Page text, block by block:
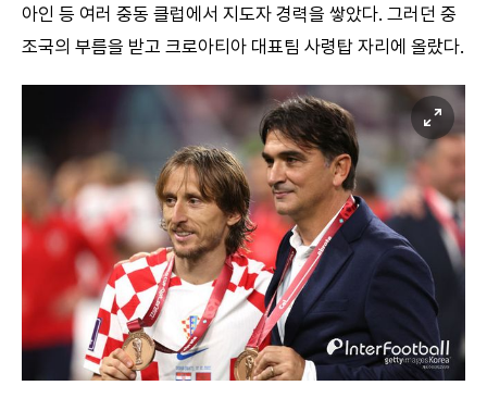
아인 등 여러 중동 클럽에서 지도자 경력을 쌓았다. 그러던 중
조국의 부름을 받고 크로아티아 대표팀 사령탑 자리에 올랐다.